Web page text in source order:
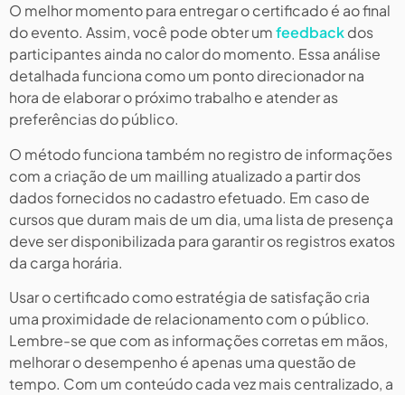
O melhor momento para entregar o certificado é ao final
do evento. Assim, você pode obter umfeedbackdos
participantes ainda no calor do momento. Essa análise
detalhada funciona como um ponto direcionador na
hora de elaborar o próximo trabalho e atender as
preferências do público.
O método funciona também no registro de informações
com a criação de um mailling atualizado a partir dos
dados fornecidos no cadastro efetuado. Em caso de
cursos que duram mais de um dia, uma lista de presença
deve ser disponibilizada para garantir os registros exatos
da carga horária.
Usar o certificado como estratégia de satisfação cria
uma proximidade de relacionamento com o público.
Lembre-se que com as informações corretas em mãos,
melhorar o desempenho é apenas uma questão de
tempo. Com um conteúdo cada vez mais centralizado, a